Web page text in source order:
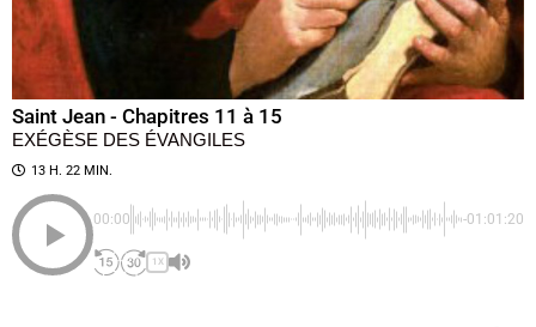
Saint Jean - Chapitres 11 à 15
EXÉGÈSE DES ÉVANGILES
13 H. 22 MIN.
00:00 -01:01:20
1X